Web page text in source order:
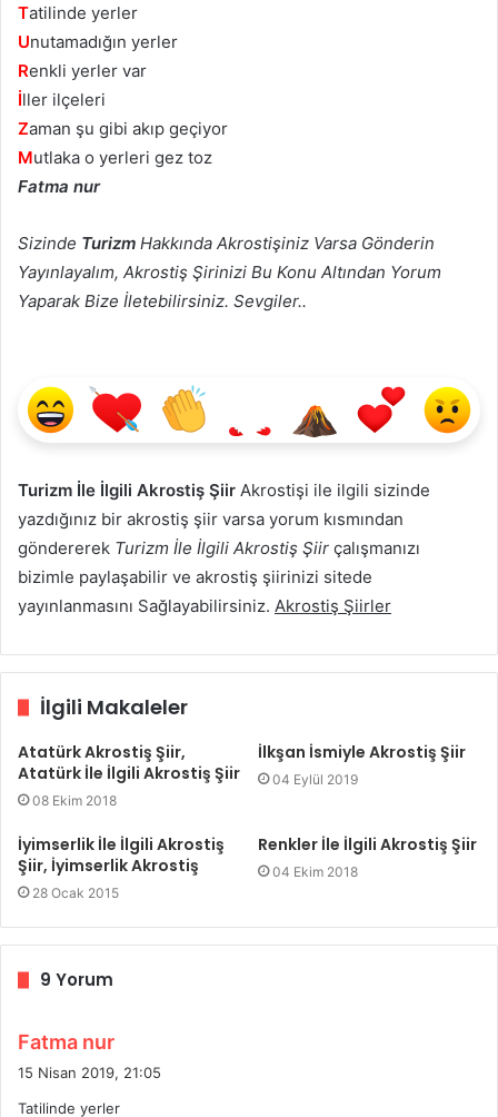
Tatilinde yerler
Unutamadığın yerler
Renkli yerler var
İller ilçeleri
Zaman şu gibi akıp geçiyor
Mutlaka o yerleri gez toz
Fatma nur
Sizinde Turizm Hakkında Akrostişiniz Varsa Gönderin
Yayınlayalım, Akrostiş Şirinizi Bu Konu Altından Yorum
Yaparak Bize İletebilirsiniz. Sevgiler..
Turizm İle İlgili Akrostiş Şiir Akrostişi ile ilgili sizinde
yazdığınız bir akrostiş şiir varsa yorum kısmından
göndererek Turizm İle İlgili Akrostiş Şiir çalışmanızı
bizimle paylaşabilir ve akrostiş şiirinizi sitede
yayınlanmasını Sağlayabilirsiniz. Akrostiş Şiirler
İlgili Makaleler
Atatürk Akrostiş Şiir,
Atatürk İle İlgili Akrostiş Şiir
08 Ekim 2018
İlkşan İsmiyle Akrostiş Şiir
04 Eylül 2019
İyimserlik İle İlgili Akrostiş
Şiir, İyimserlik Akrostiş
28 Ocak 2015
Renkler İle İlgili Akrostiş Şiir
04 Ekim 2018
9 Yorum
Fatma nur
15 Nisan 2019, 21:05
Tatilinde yerler